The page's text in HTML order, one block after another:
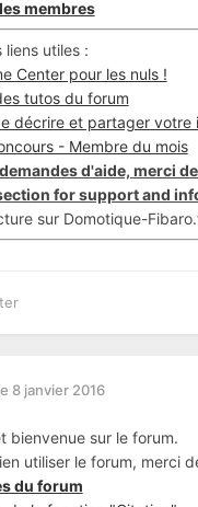
membres
liens utiles :
Center pour les nuls !
tutos du forum
décrire et partager votre
- Membre du mois
d'aide, merci
for support and
sur Domotique-
8 janvier 2016
bienvenue sur le forum.
utiliser le forum, merci
du forum